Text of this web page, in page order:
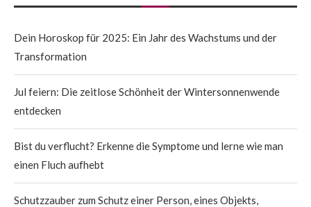
Dein Horoskop für 2025: Ein Jahr des Wachstums und der
Transformation
Jul feiern: Die zeitlose Schönheit der Wintersonnenwende
entdecken
Bist du verflucht? Erkenne die Symptome und lerne wie man
einen Fluch aufhebt
Schutzzauber zum Schutz einer Person, eines Objekts,